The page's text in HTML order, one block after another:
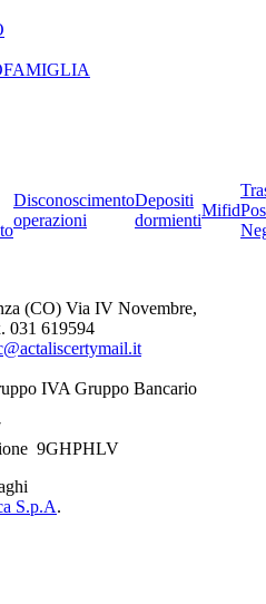
Disconoscimento
operazioni
Depositi
dormienti
Mifid
(CO) Via IV Novembre,
031 619594
IVA Gruppo Bancario
9GHPHLV
S.p.A.